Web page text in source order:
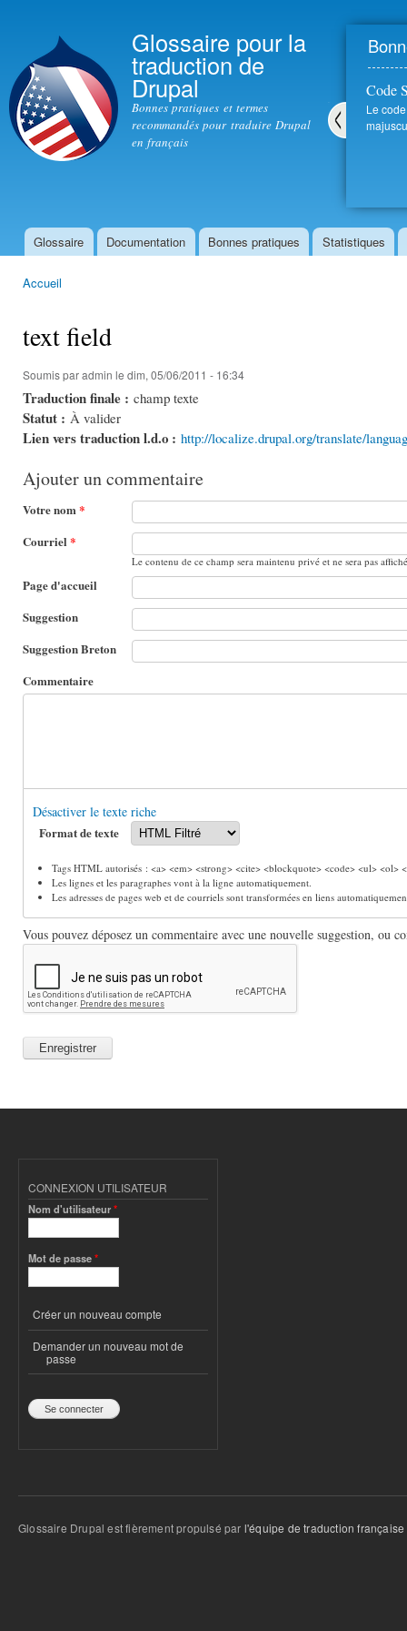
Glossaire pour la
traduction de
Drupal
Bonnes pratiques et termes
recommandés pour traduire Drupal
en français
Code
Le
Menu principal
Glossaire Documentation Bonnes pratiques Statistiques
Accueil
text field
Soumis paradmin le dim, 05/06/2011 - 16:34
Traduction finale : champ texte
Statut : À valider
Lien vers traduction l.d.o : http://localize.drupal.org/translate/
Ajouter un commentaire
Votre nom*
Courriel *
Le contenu de ce champ sera maintenu privé et ne sera pas
Page d'accueil
Suggestion
Suggestion Breton
Commentaire
Désactiver le texte riche
Format de texte
Tags HTML autorisés : <a> <em> <strong> <cite> <blockquote> <code> <ul>
Les lignes et les paragraphes vont à la ligne automatiquement.
Les adresses de pages web et de courriels sont transformées en liens
Vous pouvez déposez un commentaire avec une nouvelle suggestion, ou
CONNEXION UTILISATEUR
Nom d'utilisateur*
Mot de passe*
Créer un nouveau compte
Demander un nouveau mot de
passe
Glossaire Drupal est fièrement propulsé par l'équipe de traduction française